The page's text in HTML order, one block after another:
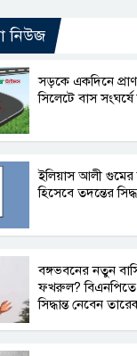
নিউজ
সড়কে একদিনে
সিলেটে বাস
ইলিয়াস আলী
হিসেবে তদন্তের
বঙ্গভবনের নতুন
ফখরুল?
সিদ্ধান্ত নেবেন